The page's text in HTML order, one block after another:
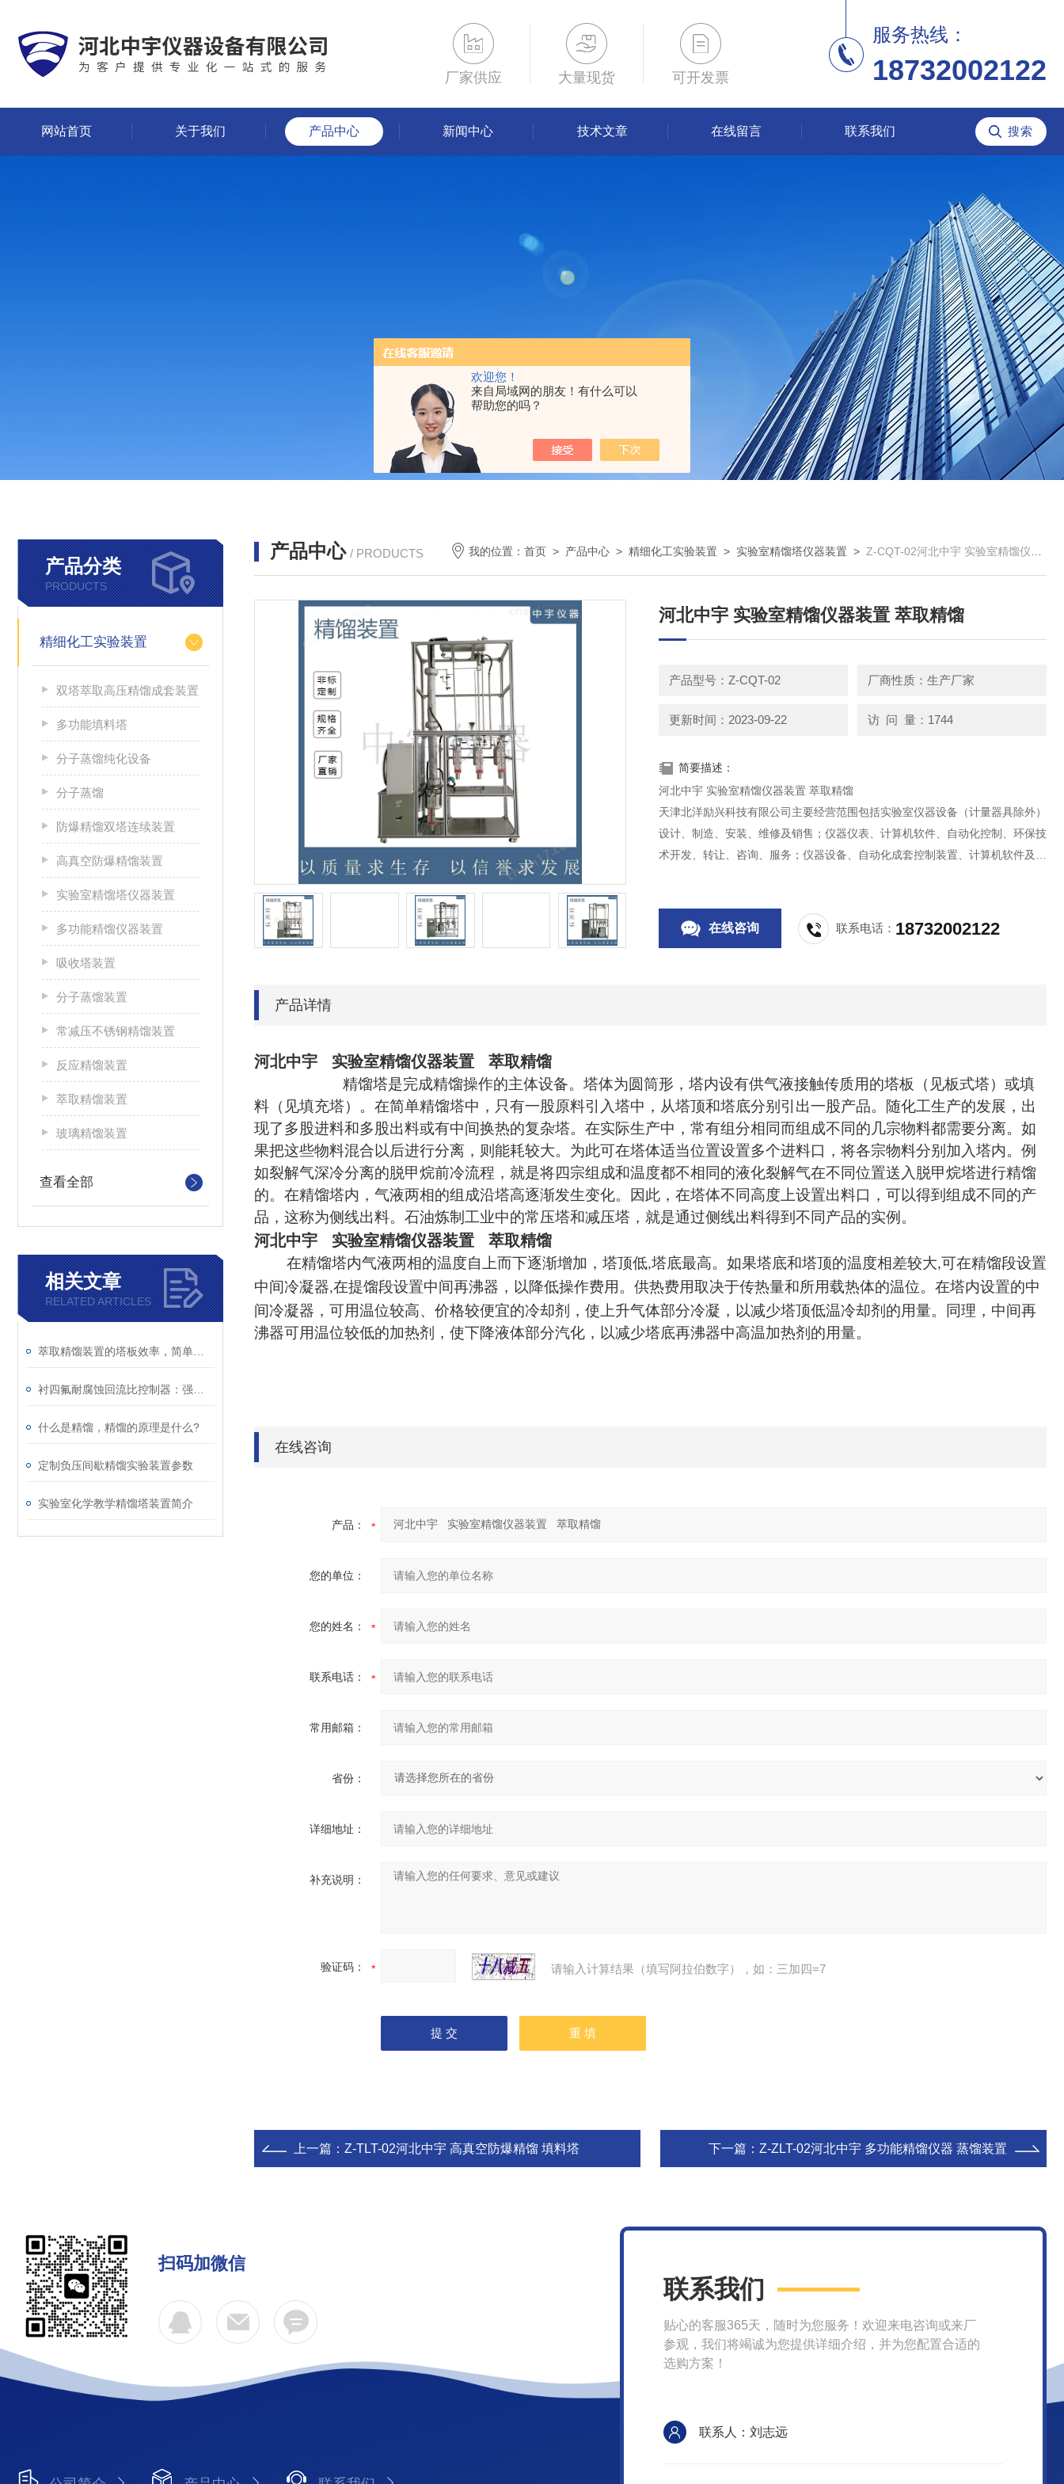
欢迎您！
来自局域网的朋友！有什么可以
帮助您的吗？
厂家供应 大量现货 可开发票
服务热线：
18732002122
网站首页 关于我们 产品中心 新闻中心 技术文章 在线留言 联系我们
产品分类
PRODUCTS
精细化工实验装置
双塔萃取高压精馏成套装置
多功能填料塔
分子蒸馏纯化设备
分子蒸馏
防爆精馏双塔连续装置
高真空防爆精馏装置
实验室精馏塔仪器装置
多功能精馏仪器装置
吸收塔装置
分子蒸馏装置
常减压不锈钢精馏装置
反应精馏装置
萃取精馏装置
玻璃精馏装置
查看全部
相关文章
RELATED ARTICLES
什么是精馏，精馏的原理是什么?
定制负压间歇精馏实验装置参数
实验室化学教学精馏塔装置简介
产品中心 / PRODUCTS 我的位置：首页 > 产品中心 >精细化工实验装置 > 实验室精馏塔仪器装置 > Z-CQT-02河北中宇 实验室精馏仪器装置 萃取精馏
河北中宇 实验室精馏仪器装置 萃取精馏
产品型号：Z-CQT-02 厂商性质：生产厂家
更新时间：2023-09-22 访 问 量：1744
简要描述：
河北中宇 实验室精馏仪器装置 萃取精馏
天津北洋励兴科技有限公司主要经营范围包括实验室仪器设备（计量器具除外）
设计、制造、安装、维修及销售；仪器仪表、计算机软件、自动化控制、环保技
术开发、转让、咨询、服务；仪器设备、自动化成套控制装置、计算机软件及辅
在线咨询 联系电话： 18732002122
产品详情
河北中宇 实验室精馏仪器装置 萃取精馏
精馏塔是完成精馏操作的主体设备。塔体为圆筒形，塔内设有供气液接触传质用的塔板（见板式塔）或填
料（见填充塔）。在简单精馏塔中，只有一股原料引入塔中，从塔顶和塔底分别引出一股产品。随化工生产的发展，出
现了多股进料和多股出料或有中间换热的复杂塔。在实际生产中，常有组分相同而组成不同的几宗物料都需要分离。如
果把这些物料混合以后进行分离，则能耗较大。为此可在塔体适当位置设置多个进料口，将各宗物料分别加入塔内。例
如裂解气深冷分离的脱甲烷前冷流程，就是将四宗组成和温度都不相同的液化裂解气在不同位置送入脱甲烷塔进行精馏
的。在精馏塔内，气液两相的组成沿塔高逐渐发生变化。因此，在塔体不同高度上设置出料口，可以得到组成不同的产
品，这称为侧线出料。石油炼制工业中的常压塔和减压塔，就是通过侧线出料得到不同产品的实例。
河北中宇 实验室精馏仪器装置 萃取精馏
在精馏塔内气液两相的温度自上而下逐渐增加，塔顶低,塔底最高。如果塔底和塔顶的温度相差较大,可在精馏段设置
中间冷凝器,在提馏段设置中间再沸器，以降低操作费用。供热费用取决于传热量和所用载热体的温位。在塔内设置的中
间冷凝器，可用温位较高、价格较便宜的冷却剂，使上升气体部分冷凝，以减少塔顶低温冷却剂的用量。同理，中间再
沸器可用温位较低的加热剂，使下降液体部分汽化，以减少塔底再沸器中高温加热剂的用量。
在线咨询
产品：
您的单位：
您的姓名：
联系电话：
常用邮箱：
省份：
详细地址：
补充说明：
验证码： 请输入计算结果（填写阿拉伯数字），如：三加四=7
上一篇： Z-TLT-02河北中宇 高真空防爆精馏 填料塔 下一篇： Z-ZLT-02河北中宇 多功能精馏仪器 蒸馏装置
扫码加微信
联系我们
贴心的客服365天，随时为您服务！欢迎来电咨询或来厂
参观，我们将竭诚为您提供详细介绍，并为您配置合适的
选购方案！
联系人：刘志远